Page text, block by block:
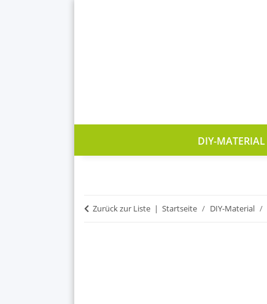
DIY-MATERIAL
Zurück zur Liste Startseite DIY-Material